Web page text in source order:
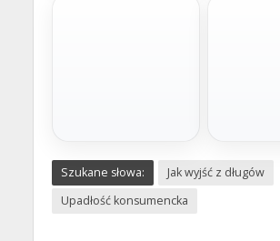
Na dowolny cel
Kredyt gotówkowy
Stabilne finansowanie
Szukane słowa:
Jak wyjść z długów
Upadłość konsumencka